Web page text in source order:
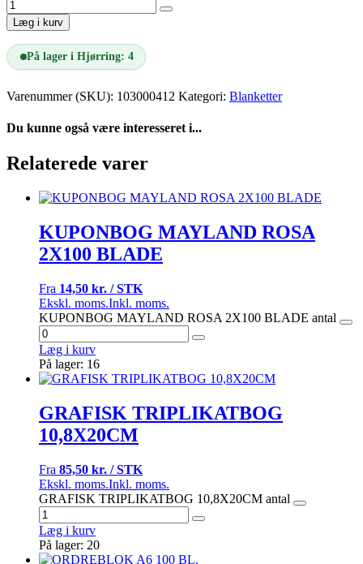
Læg i kurv
På lager i Hjørring: 4
Varenummer (SKU): 103000412 Kategori: Blanketter
Du kunne også være interesseret i...
Relaterede varer
KUPONBOG MAYLAND ROSA
2X100 BLADE
Fra 14,50 kr. / STK
Ekskl. moms.Inkl. moms.
KUPONBOG MAYLAND ROSA 2X100 BLADE antal
Læg i kurv
På lager: 16
GRAFISK TRIPLIKATBOG
10,8X20CM
Fra 85,50 kr. / STK
Ekskl. moms.Inkl. moms.
GRAFISK TRIPLIKATBOG 10,8X20CM antal
Læg i kurv
På lager: 20